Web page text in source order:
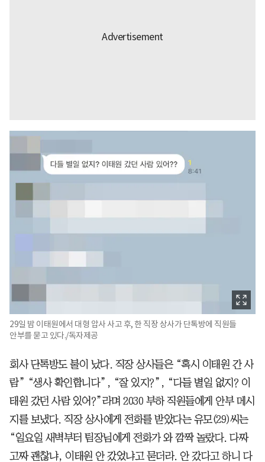
29일 밤 이태원에서 대형 압사 사고 후, 한 직장 상사가 단톡방에 직원들
안부를 묻고 있다./독자제공
회사 단톡방도 불이 났다. 직장 상사들은 “혹시 이태원 간 사
람” “생사 확인합니다”, “잘 있지?”, “다들 별일 없지? 이
태원 갔던 사람 있어?”라며 2030 부하 직원들에게 안부 메시
지를 보냈다. 직장 상사에게 전화를 받았다는 유모(29)씨는
“일요일 새벽부터 팀장님에게 전화가 와 깜짝 놀랐다. 다짜
고짜 괜찮냐, 이태원 안 갔었냐고 묻더라. 안 갔다고 하니 다